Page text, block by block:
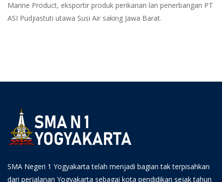
Marine Product, eksportir produk perikanan lan penerbangan PT
ASI Pudjiastuti utawa Susi Air saking Jawa Barat.
SMA Negeri 1 Yogyakarta telah menjadi bagian tak terpisahkan
dari perjalanan Yogyakarta sebagai kota pendidikan sejak tahun